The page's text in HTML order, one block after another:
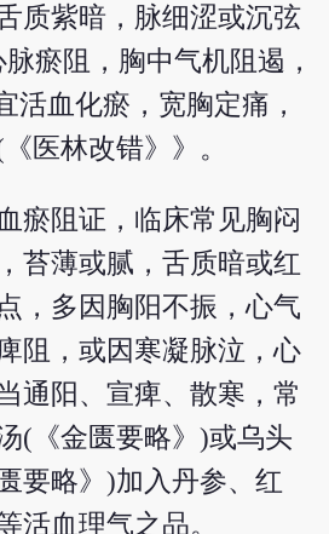
质紫暗，脉细涩或沉弦
瘀阻，胸中气机阻遏，
活血化瘀，宽胸定痛，
医林改错》》。
瘀阻证，临床常见胸闷
苔薄或腻，舌质暗或红
，多因胸阳不振，心气
阻，或因寒凝脉泣，心
通阳、宣痺、散寒，常
(《金匮要略》)或乌头
要略》)加入丹参、红
活血理气之品。